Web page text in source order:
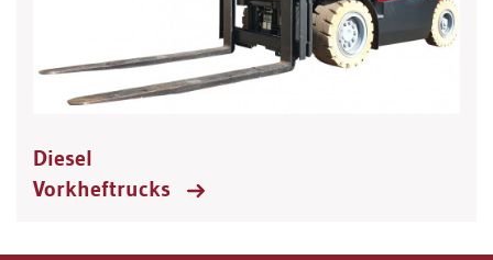
Diesel
Vorkheftrucks